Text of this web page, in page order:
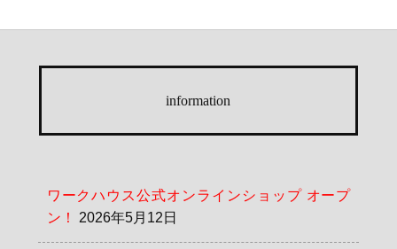
information
ワークハウス公式オンラインショップ オープ
ン！
2026年5月12日